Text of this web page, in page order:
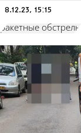
8.12.23, 15:15
ракетные обстрелы